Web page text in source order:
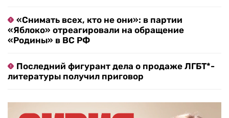
«Снимать всех, кто не они»: в партии
«Яблоко» отреагировали на обращение
«Родины» в ВС РФ
Последний фигурант дела о продаже ЛГБТ*-
литературы получил приговор